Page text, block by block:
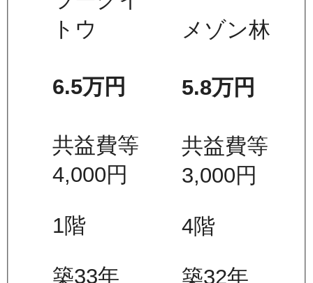
トウ
6.5万円
共益費等
4,000円
1階
築33年
メゾン林
5.8万円
共益費等
3,000円
4階
築32年